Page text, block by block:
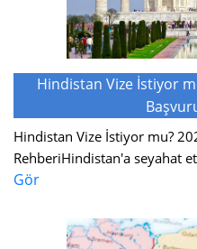
Hindistan Vize İstiyor
Hindistan Vize İstiyor mu?
RehberiHindistan'a seyahat
Gör